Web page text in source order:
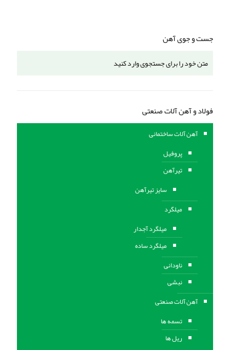
جست و جوی آهن
فولاد و آهن آلات صنعتی
آهن آلات ساختمانی
پروفیل
تیرآهن
سایز تیرآهن
میلگرد
میلگرد آجدار
میلگرد ساده
ناودانی
نبشی
آهن آلات صنعتی
تسمه ها
ریل ها